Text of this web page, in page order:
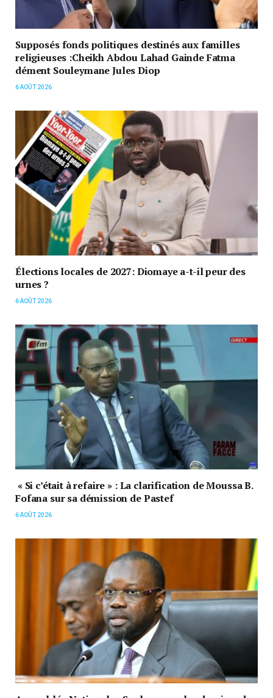
Supposés fonds politiques destinés aux familles
religieuses :Cheikh Abdou Lahad Gainde Fatma
dément Souleymane Jules Diop
6 AOÛT 2026
Élections locales de 2027: Diomaye a-t-il peur des
urnes ?
6 AOÛT 2026
« Si c’était à refaire » : La clarification de Moussa B.
Fofana sur sa démission de Pastef
6 AOÛT 2026